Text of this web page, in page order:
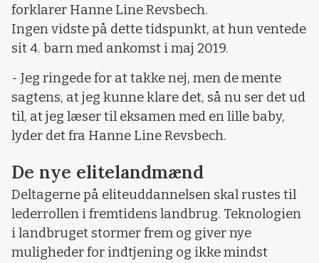
forklarer Hanne Line Revsbech.
Ingen vidste på dette tidspunkt, at hun ventede
sit 4. barn med ankomst i maj 2019.
- Jeg ringede for at takke nej, men de mente
sagtens, at jeg kunne klare det, så nu ser det ud
til, at jeg læser til eksamen med en lille baby,
lyder det fra Hanne Line Revsbech.
De nye elitelandmænd
Deltagerne på eliteuddannelsen skal rustes til
lederrollen i fremtidens landbrug. Teknologien
i landbruget stormer frem og giver nye
muligheder for indtjening og ikke mindst